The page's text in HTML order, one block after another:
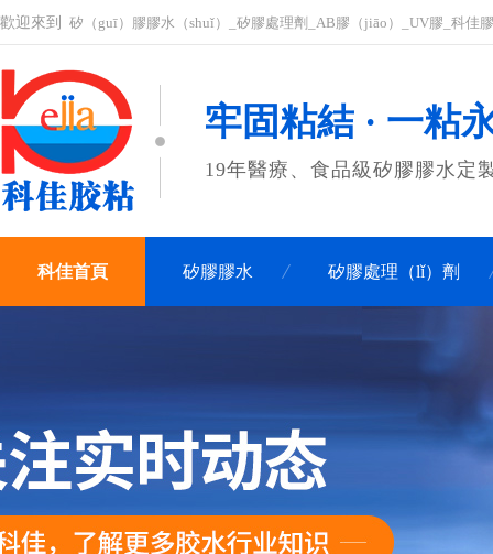
歡迎來到 矽（guī）膠膠水（shuǐ）_矽膠處理劑_AB膠（jiāo）_UV膠_科佳
牢固粘結 · 一粘
19年醫療、食品級矽膠膠水定
科佳首頁 矽膠膠水 矽膠處理（lǐ）劑